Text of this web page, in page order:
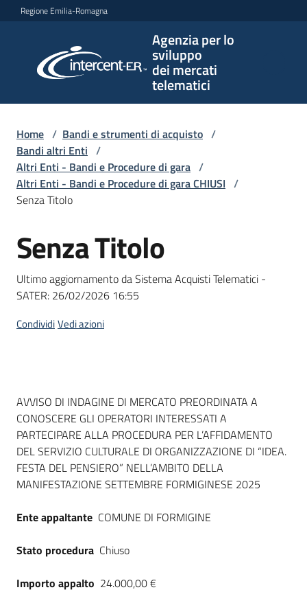
Vai al contenuto
Vai alla navigazione
Vai al footer
Regione Emilia-Romagna
Agenzia per lo
sviluppo
dei mercati
telematici
per lo
sviluppo
telematici
L'Agenzia
Bandi
strumenti
di
acquisto
Piattaforme
telematiche
English
Home / Bandi e strumenti di acquisto /
Bandi altri Enti /
Altri Enti - Bandi e Procedure di gara /
Altri Enti - Bandi e Procedure di gara CHIUSI /
Senza Titolo
Salta al contenuto
Senza Titolo
Ultimo aggiornamento da Sistema Acquisti Telematici -
SATER: 26/02/2026 16:55
CondividiVedi azioni
Dati del bando
AVVISO DI INDAGINE DI MERCATO PREORDINATA A
CONOSCERE GLI OPERATORI INTERESSATI A
PARTECIPARE ALLA PROCEDURA PER L’AFFIDAMENTO
DEL SERVIZIO CULTURALE DI ORGANIZZAZIONE DI “IDEA.
FESTA DEL PENSIERO” NELL’AMBITO DELLA
MANIFESTAZIONE SETTEMBRE FORMIGINESE 2025
Ente appaltante COMUNE DI FORMIGINE
Stato procedura Chiuso
Importo appalto 24.000,00 €